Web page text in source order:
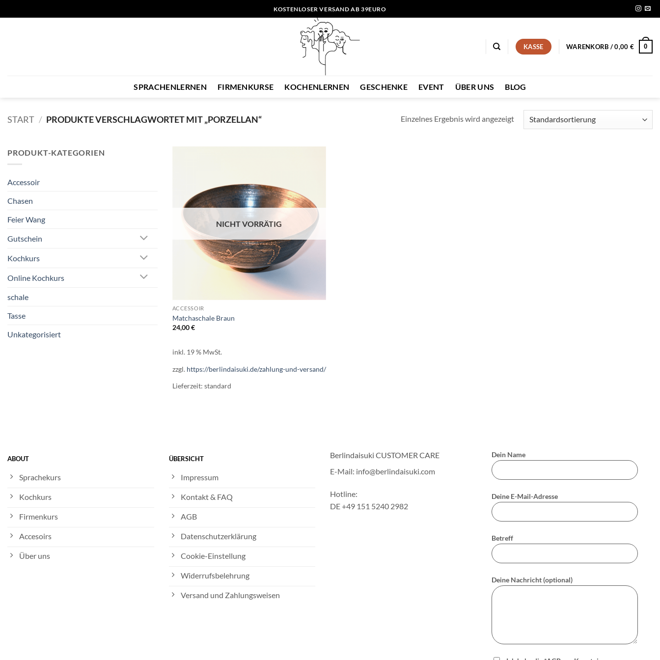
Inhalt
KOSTENLOSER VERSAND AB 39EURO
KASSE WARENKORB /0,00 € 0
SPRACHENLERNEN FIRMENKURSE KOCHENLERNEN GESCHENKE EVENT ÜBER UNS BLOG
START / PRODUKTE VERSCHLAGWORTET MIT „PORZELLAN“ Einzelnes Ergebnis wird angezeigt
PRODUKT-KATEGORIEN
Accessoir
Chasen
Feier Wang
Gutschein
Kochkurs
Online Kochkurs
schale
Tasse
Unkategorisiert
NICHT VORRÄTIG
ACCESSOIR
Matchaschale Braun
24,00€
inkl. 19 % MwSt.
zzgl.https://berlindaisuki.de/zahlung-und-versand/
Lieferzeit: standard
ABOUT
Sprachekurs
Kochkurs
Firmenkurs
Accesoirs
Über uns
ÜBERSICHT
Impressum
Kontakt & FAQ
AGB
Datenschutzerklärung
Cookie-Einstellung
Widerrufsbelehrung
Versand und Zahlungsweisen
Berlindaisuki CUSTOMER CARE
E-Mail: info@berlindaisuki.com
Hotline:
DE +49 151 5240 2982
Dein Name
Deine E-Mail-Adresse
Betreff
Deine Nachricht (optional)